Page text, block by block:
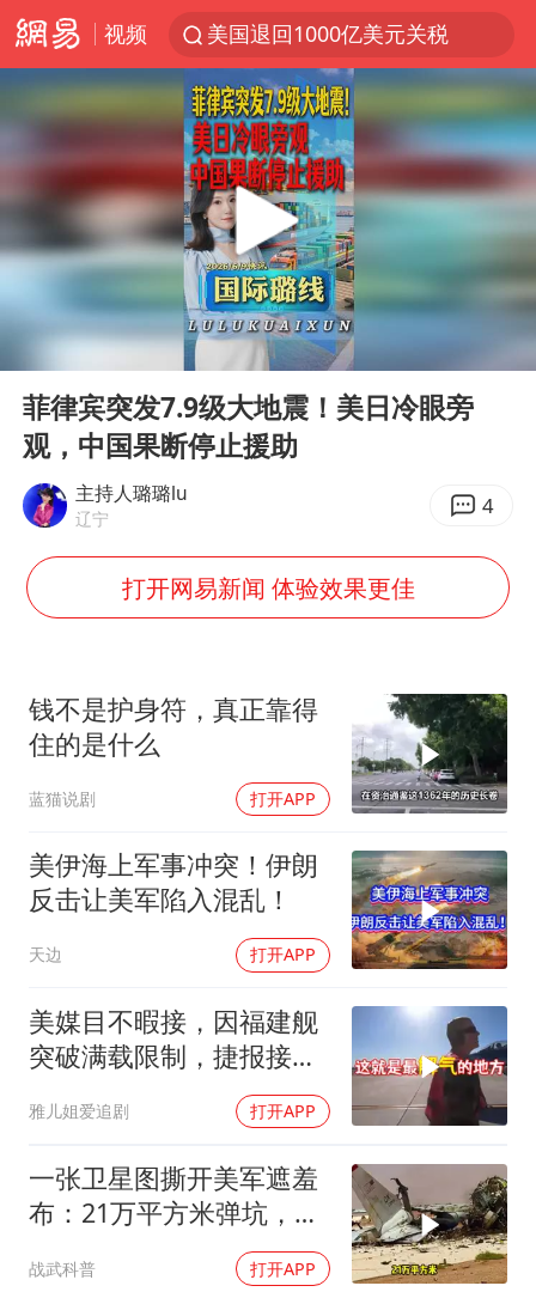
视频
美国退回1000亿美元关税
顾客结账把钱扔地上 服务员霸气扔回
38岁山东财大教授刘海明逝世
李亚鹏向地铁吐血女孩捐99999元
台风白海豚或在华东沿海登陆
香港殿堂级填词人黎彼得因病离世 终年76岁
FIFA官方支持因凡蒂诺
弹药库存告急 美军补货难
沙特否认与胡塞武装举行会谈
多专业取消艺考 文化工作者要有文化
南太行山失联女孩最后信号不在山林
总书记关心百姓身边这些民生大事
Play
00:00
菲律宾突发7.9级大地震！美日冷眼旁
观，中国果断停止援助
主持人璐璐lu
辽宁 4
打开网易新闻 体验效果更佳
钱不是护身符，真正靠得
住的是什么
蓝猫说剧 打开APP
美伊海上军事冲突！伊朗
反击让美军陷入混乱！
天边 打开APP
美媒目不暇接，因福建舰
突破满载限制，捷报接连
雅儿姐爱追剧 打开APP
一张卫星图撕开美军遮羞
布：21万平方米弹坑，美
国捂了5个月的账本终于
藏不住了
战武科普 打开APP